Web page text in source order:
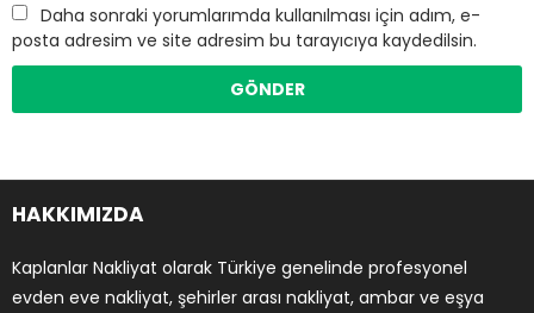
Daha sonraki yorumlarımda kullanılması için adım, e-
posta adresim ve site adresim bu tarayıcıya kaydedilsin.
HAKKIMIZDA
Kaplanlar Nakliyat olarak Türkiye genelinde profesyonel
evden eve nakliyat, şehirler arası nakliyat, ambar ve eşya